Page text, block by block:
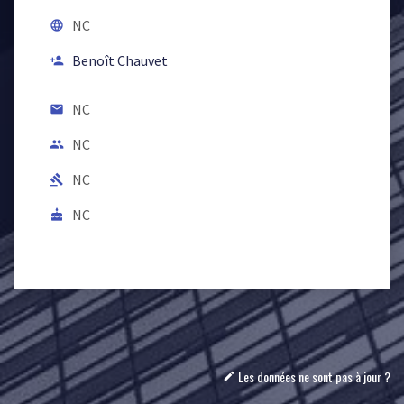
language NC
person_add Benoît Chauvet
email NC
people NC
gavel NC
cake NC
mode_edit Les données ne sont pas à jour ?